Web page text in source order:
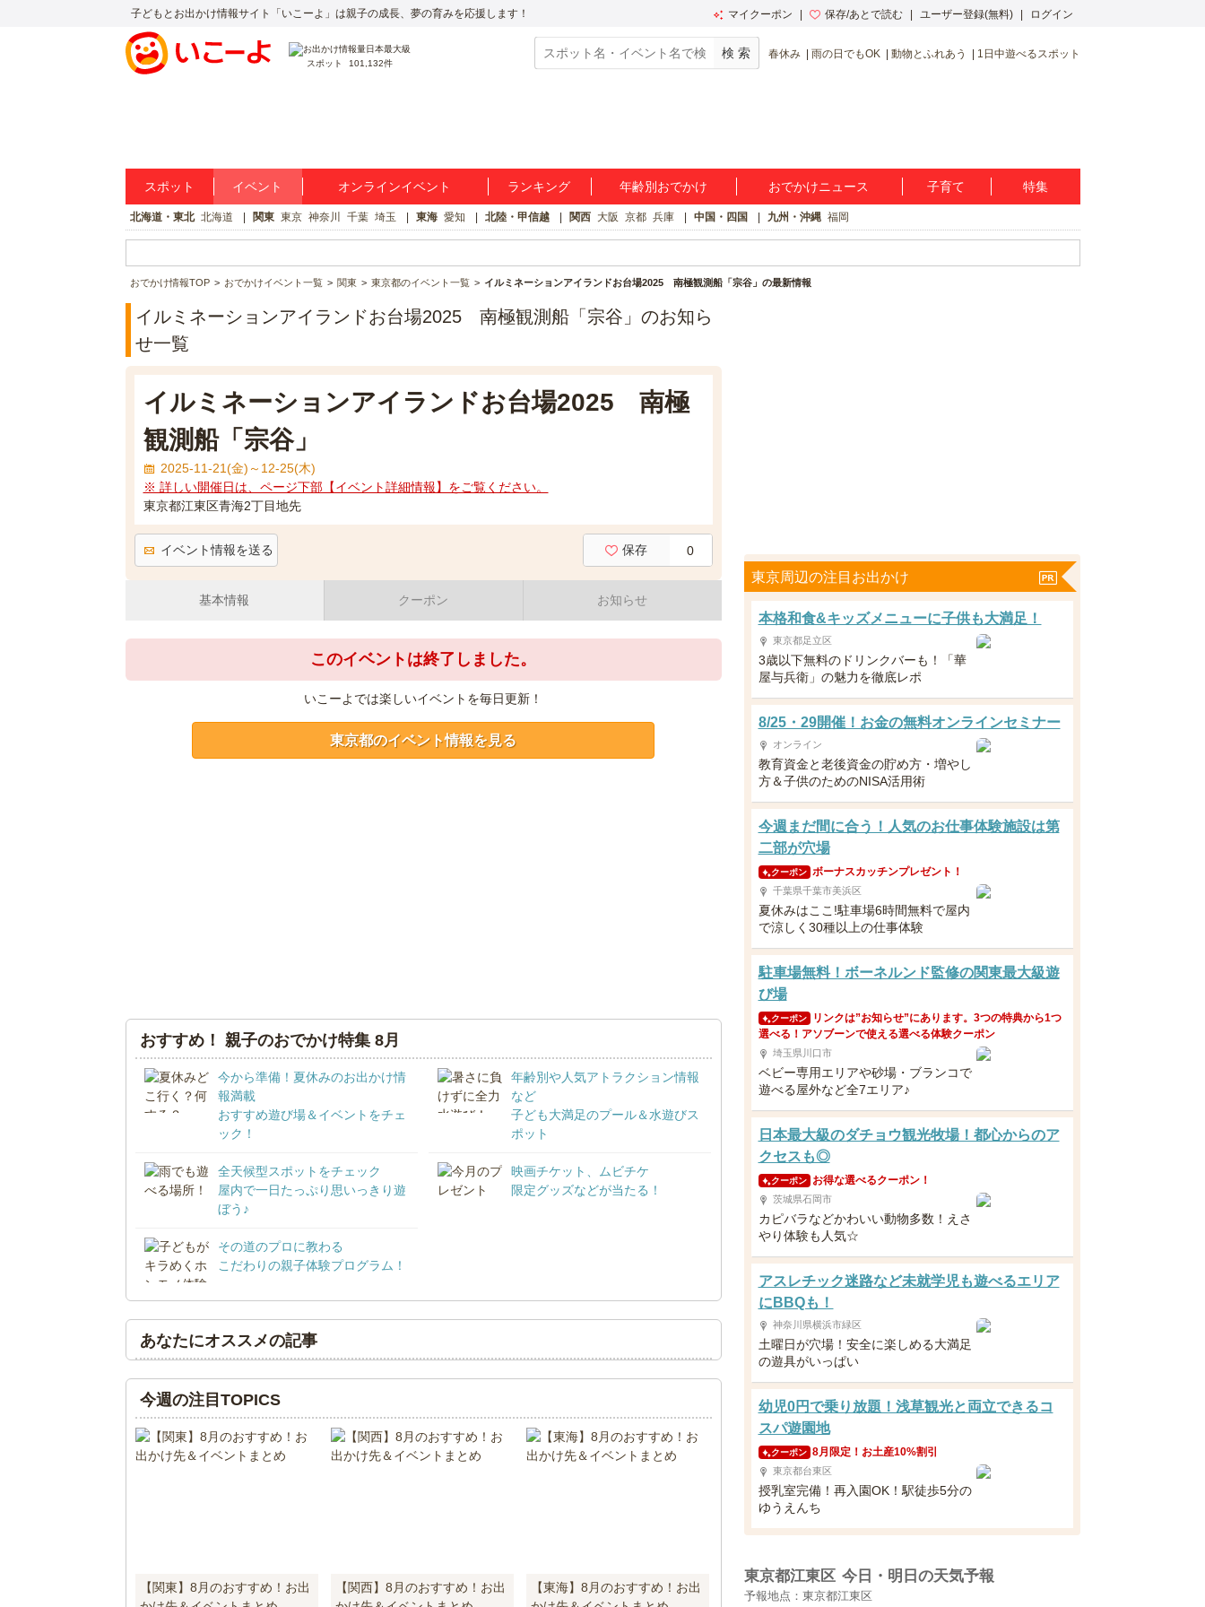
子どもとお出かけ情報サイト「いこーよ」は親子の成長、夢の育みを応援します！ マイクーポン 保存/あとで読む ユーザー登録(無料) ログイン
スポット 101,132件
春休み 雨の日でもOK 動物とふれあう 1日中遊べるスポット
スポット イベント オンラインイベント ランキング 年齢別おでかけ おでかけニュース 子育て 特集
北海道・東北 北海道 関東 東京 神奈川 千葉 埼玉 東海 愛知 北陸・甲信越 関西 大阪 京都 兵庫 中国・四国 九州・沖縄 福岡
おでかけ情報TOP おでかけイベント一覧 関東 東京都のイベント一覧 イルミネーションアイランドお台場2025 南極観測船「宗谷」の最新情報
イルミネーションアイランドお台場2025 南極観測船「宗谷」のお知ら
せ一覧
イルミネーションアイランドお台場2025 南極
観測船「宗谷」
2025-11-21(金)～12-25(木)
※ 詳しい開催日は、ページ下部【イベント詳細情報】をご覧ください。
東京都江東区青海2丁目地先
イベント情報を送る 保存 0
基本情報 クーポン お知らせ
このイベントは終了しました。
いこーよでは楽しいイベントを毎日更新！
東京都のイベント情報を見る
おすすめ！ 親子のおでかけ特集 8月
今から準備！夏休みのお出かけ情
報満載
おすすめ遊び場＆イベントをチェ
ック！
年齢別や人気アトラクション情報
など
子ども大満足のプール＆水遊びス
ポット
全天候型スポットをチェック
屋内で一日たっぷり思いっきり遊
ぼう♪
映画チケット、ムビチケ
限定グッズなどが当たる！
その道のプロに教わる
こだわりの親子体験プログラム！
あなたにオススメの記事
今週の注目TOPICS
【関東】8月のおすすめ！お出
【関西】8月のおすすめ！お出
【東海】8月のおすすめ！お出
東京周辺の注目お出かけ
本格和食&キッズメニューに子供も大満足！
東京都足立区
3歳以下無料のドリンクバーも！「華
屋与兵衛」の魅力を徹底レポ
8/25・29開催！お金の無料オンラインセミナー
オンライン
教育資金と老後資金の貯め方・増やし
方＆子供のためのNISA活用術
今週まだ間に合う！人気のお仕事体験施設は第
二部が穴場
クーポン ボーナスカッチンプレゼント！
千葉県千葉市美浜区
夏休みはここ!駐車場6時間無料で屋内
で涼しく30種以上の仕事体験
駐車場無料！ボーネルンド監修の関東最大級遊
び場
クーポン
リンクは”お知らせ”にあります。3つの特典から1つ
選べる！アソブーンで使える選べる体験クーポン
埼玉県川口市
ベビー専用エリアや砂場・ブランコで
遊べる屋外など全7エリア♪
日本最大級のダチョウ観光牧場！都心からのア
クセスも◎
クーポン お得な選べるクーポン！
茨城県石岡市
カピバラなどかわいい動物多数！えさ
やり体験も人気☆
アスレチック迷路など未就学児も遊べるエリア
にBBQも！
神奈川県横浜市緑区
土曜日が穴場！安全に楽しめる大満足
の遊具がいっぱい
幼児0円で乗り放題！浅草観光と両立できるコ
スパ遊園地
クーポン 8月限定！お土産10%割引
東京都台東区
授乳室完備！再入園OK！駅徒歩5分の
ゆうえんち
東京都江東区 今日・明日の天気予報
予報地点：東京都江東区